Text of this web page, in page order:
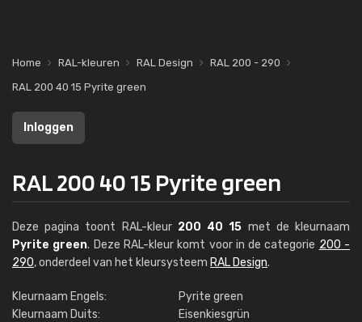
Home RAL-kleuren RAL Design
RAL 200 - 290
RAL 200 40 15 Pyrite green
Inloggen
RAL 200 40 15 Pyrite green
Deze pagina toont RAL-kleur 200 40 15 met de kleurnaam
Pyrite green. Deze RAL-kleur komt voor in de categorie 200 -
290, onderdeel van het kleursysteem RAL Design.
Kleurnaam Engels:
Pyrite green
Kleurnaam Duits:
Eisenkiesgrün